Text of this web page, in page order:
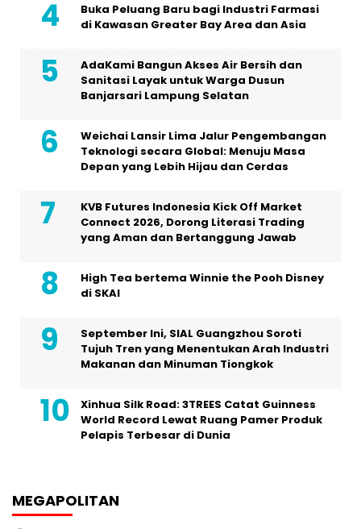
Buka Peluang Baru bagi Industri Farmasi
di Kawasan Greater Bay Area dan Asia
AdaKami Bangun Akses Air Bersih dan
Sanitasi Layak untuk Warga Dusun
Banjarsari Lampung Selatan
Weichai Lansir Lima Jalur Pengembangan
Teknologi secara Global: Menuju Masa
Depan yang Lebih Hijau dan Cerdas
KVB Futures Indonesia Kick Off Market
Connect 2026, Dorong Literasi Trading
yang Aman dan Bertanggung Jawab
High Tea bertema Winnie the Pooh Disney
di SKAI
September Ini, SIAL Guangzhou Soroti
Tujuh Tren yang Menentukan Arah Industri
Makanan dan Minuman Tiongkok
Xinhua Silk Road: 3TREES Catat Guinness
World Record Lewat Ruang Pamer Produk
Pelapis Terbesar di Dunia
MEGAPOLITAN